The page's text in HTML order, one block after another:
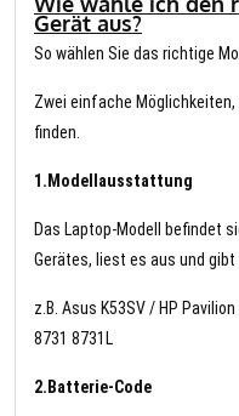
Gerät aus?
So wählen Sie das richtige
Zwei einfache
finden.
1.Modellausstattung
Das Laptop-Modell befindet
Gerätes, liest es aus und
z.B. Asus K53SV / HP
8731 8731L
2.Batterie-Code